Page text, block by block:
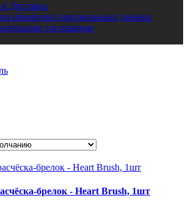
Доставка
обработки персональных данных
соглашение
брелок - Heart Brush, 1шт